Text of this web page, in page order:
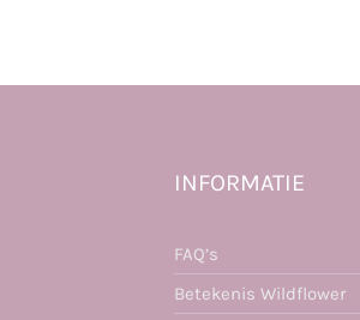
INFORMATIE
FAQ’s
Betekenis Wildflower